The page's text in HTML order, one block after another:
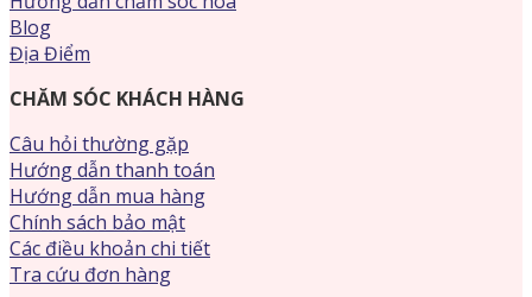
Blog
Địa Điểm
CHĂM SÓC KHÁCH HÀNG
Câu hỏi thường gặp
Hướng dẫn thanh toán
Hướng dẫn mua hàng
Chính sách bảo mật
Các điều khoản chi tiết
Tra cứu đơn hàng